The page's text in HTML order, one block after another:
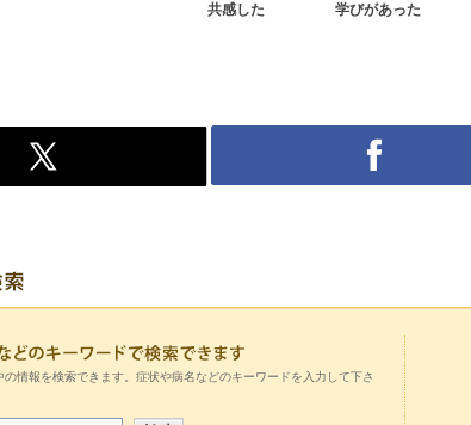
共感した 学びがあった
情報を検索できます。症状や病名などのキーワードを入力して下さ